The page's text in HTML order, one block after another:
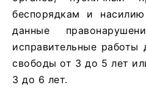
беспорядкам и
данные
исправительные работы
свободы от 3 до 5 лет
3 до 6 лет.